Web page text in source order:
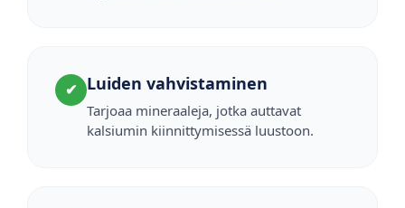
✔ Luiden vahvistaminen
Tarjoaa mineraaleja, jotka auttavat
kalsiumin kiinnittymisessä luustoon.